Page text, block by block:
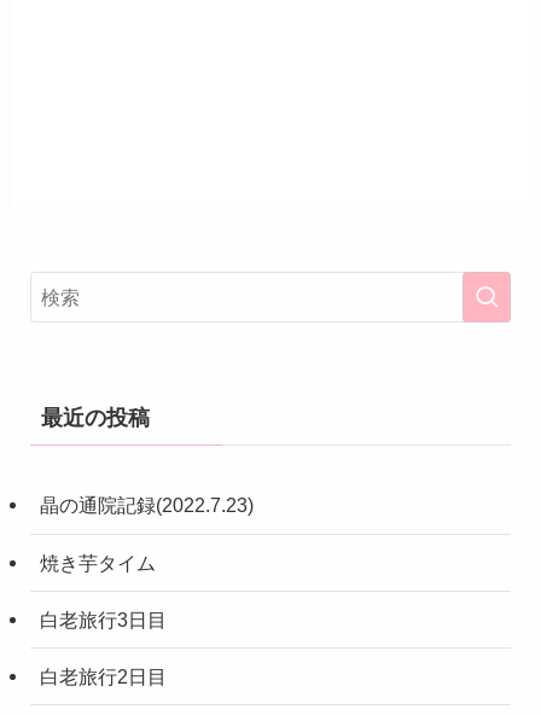
最近の投稿
晶の通院記録(2022.7.23)
焼き芋タイム
白老旅行3日目
白老旅行2日目